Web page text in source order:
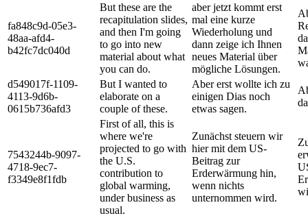
fa848c9d-05e3-
48aa-afd4-
b42fc7dc040d
But these are the
recapitulation slides,
and then I'm going
to go into new
material about what
you can do.
aber jetzt kommt erst
mal eine kurze
Wiederholung und
dann zeige ich Ihnen
neues Material über
mögliche Lösungen.
d549017f-1109-
4113-9d6b-
0615b736afd3
But I wanted to
elaborate on a
couple of these.
Aber erst wollte ich zu
einigen Dias noch
etwas sagen.
7543244b-9097-
4718-9ec7-
f3349e8f1fdb
First of all, this is
where we're
projected to go with
the U.S.
contribution to
global warming,
under business as
usual.
Zunächst steuern wir
hier mit dem US-
Beitrag zur
Erderwärmung hin,
wenn nichts
unternommen wird.